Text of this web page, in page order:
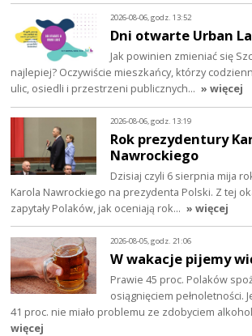
2026-08-06, godz. 13:52
Dni otwarte Urban
Jak powinien zmieniać się
najlepiej? Oczywiście mieszkańcy, którzy
ulic, osiedli i przestrzeni publicznych… » więcej
2026-08-06, godz. 13:19
Rok prezydentury
Nawrockiego
Dzisiaj czyli 6 sierpnia mija
Karola Nawrockiego na prezydenta Polski. Z tej
zapytały Polaków, jak oceniają rok… » więcej
2026-08-05, godz. 21:06
W wakacje pijemy
Prawie 45 proc. Polaków
osiągnięciem pełnoletności.
41 proc. nie miało problemu ze zdobyciem
więcej